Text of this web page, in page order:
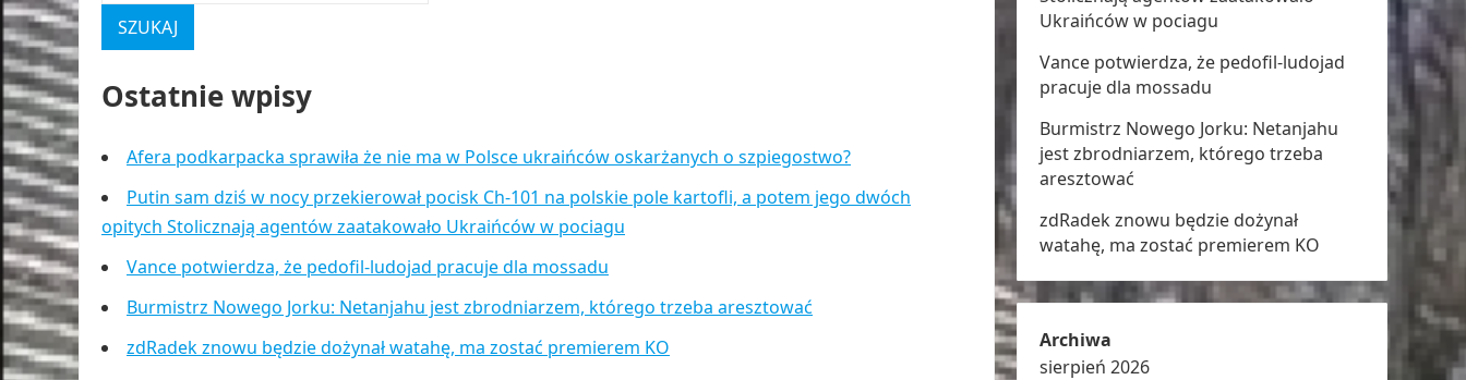
Ostatnie wpisy
Afera podkarpacka sprawiła że nie ma w Polsce ukraińców oskarżanych o szpiegostwo?
Putin sam dziś w nocy przekierował pocisk Ch-101 na polskie pole kartofli, a potem jego dwóch
opitych Stolicznają agentów zaatakowało Ukraińców w pociagu
Vance potwierdza, że pedofil-ludojad pracuje dla mossadu
Burmistrz Nowego Jorku: Netanjahu jest zbrodniarzem, którego trzeba aresztować
zdRadek znowu będzie dożynał watahę, ma zostać premierem KO
Ukraińców w pociagu
Vance potwierdza, że pedofil-ludojad
pracuje dla mossadu
Burmistrz Nowego Jorku: Netanjahu
jest zbrodniarzem, którego trzeba
aresztować
zdRadek znowu będzie dożynał
watahę, ma zostać premierem KO
Archiwa
sierpień 2026